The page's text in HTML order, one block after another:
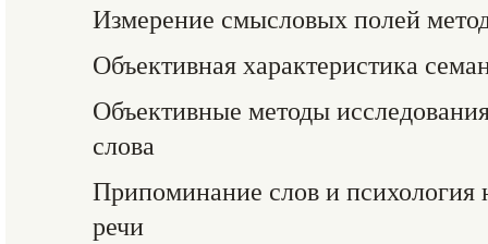
Измерение смысловых полей
Объективная характеристика
Объективные методы
слова
Припоминание слов и
речи